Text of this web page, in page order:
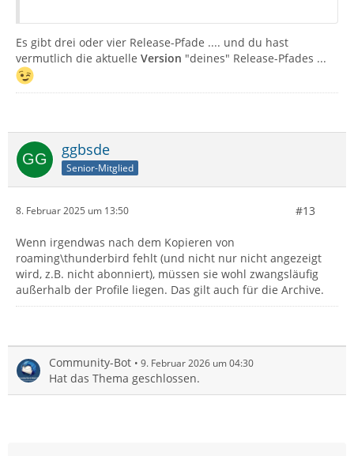
Es gibt drei oder vier Release-Pfade .... und du hast
vermutlich die aktuelle Version "deines" Release-Pfades ...
ggbsde
Senior-Mitglied
8. Februar 2025 um 13:50 #13
Wenn irgendwas nach dem Kopieren von
roaming\thunderbird fehlt (und nicht nur nicht angezeigt
wird, z.B. nicht abonniert), müssen sie wohl zwangsläufig
außerhalb der Profile liegen. Das gilt auch für die Archive.
Community-Bot 9. Februar 2026 um 04:30
Hat das Thema geschlossen.